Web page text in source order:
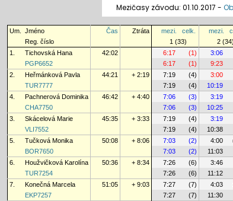
Mezičasy závodu: 01.10.2017 -
Um. Jméno Čas Ztráta mezi. celk. mezi.
Reg. číslo
1 (33) 2 (34)
1.
Tichovská Hana 42:02 6:17 (1) 3:06
PGP6652
6:17 (1) 9:23
2.
Heřmánková Pavla 44:21 + 2:19 7:19 (4) 3:00
TUR7777
7:19 (4) 10:19
4.
Pachnerová Dominika 46:42 + 4:40 7:06 (3) 3:19
CHA7750
7:06 (3) 10:25
3.
Skácelová Marie 45:35 + 3:33 7:19 (4) 3:19
VLI7552
7:19 (4) 10:38
5.
Tučková Monika 50:08 + 8:06 7:03 (2) 4:00
BOR7650
7:03 (2) 11:03
6.
Houžvičková Karolína 50:36 + 8:34 7:26 (6) 3:46
TUR7254
7:26 (6) 11:12
7.
Konečná Marcela 51:05 + 9:03 7:27 (7) 4:03
EKP7257
7:27 (7) 11:30